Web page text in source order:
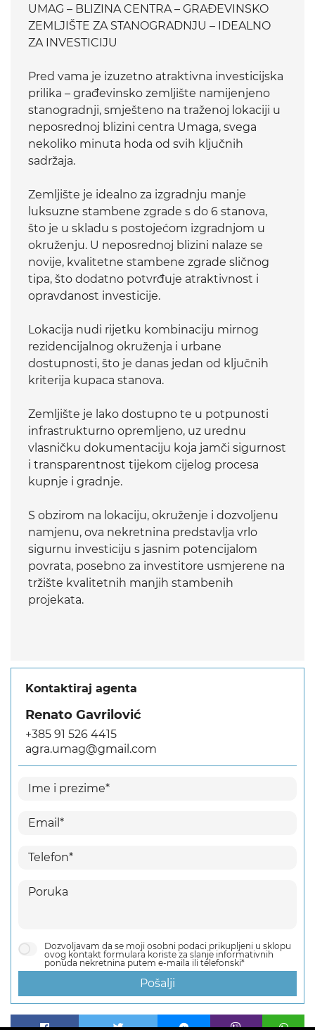
UMAG – BLIZINA CENTRA – GRAĐEVINSKO
ZEMLJIŠTE ZA STANOGRADNJU – IDEALNO
ZA INVESTICIJU
Pred vama je izuzetno atraktivna investicijska
prilika – građevinsko zemljište namijenjeno
stanogradnji, smješteno na traženoj lokaciji u
neposrednoj blizini centra Umaga, svega
nekoliko minuta hoda od svih ključnih
sadržaja.
Zemljište je idealno za izgradnju manje
luksuzne stambene zgrade s do 6 stanova,
što je u skladu s postojećom izgradnjom u
okruženju. U neposrednoj blizini nalaze se
novije, kvalitetne stambene zgrade sličnog
tipa, što dodatno potvrđuje atraktivnost i
opravdanost investicije.
Lokacija nudi rijetku kombinaciju mirnog
rezidencijalnog okruženja i urbane
dostupnosti, što je danas jedan od ključnih
kriterija kupaca stanova.
Zemljište je lako dostupno te u potpunosti
infrastrukturno opremljeno, uz urednu
vlasničku dokumentaciju koja jamči sigurnost
i transparentnost tijekom cijelog procesa
kupnje i gradnje.
S obzirom na lokaciju, okruženje i dozvoljenu
namjenu, ova nekretnina predstavlja vrlo
sigurnu investiciju s jasnim potencijalom
povrata, posebno za investitore usmjerene na
tržište kvalitetnih manjih stambenih
projekata.
Kontaktiraj agenta
Renato Gavrilović
+385 91 526 4415
agra.umag@gmail.com
Dozvoljavam da se moji osobni podaci prikupljeni u sklopu
ovog kontakt formulara koriste za slanje informativnih
ponuda nekretnina putem e-maila ili telefonski*
Pošalji